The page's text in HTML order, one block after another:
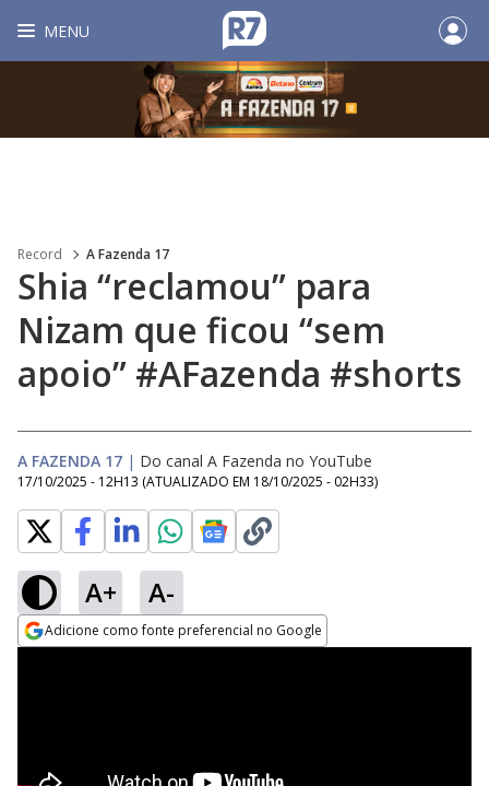
MENU
Record A Fazenda 17
Shia “reclamou” para
Nizam que ficou “sem
apoio” #AFazenda #shorts
A FAZENDA 17 | Do canal A Fazenda no YouTube
17/10/2025 - 12H13 (ATUALIZADO EM 18/10/2025 - 02H33)
A+ A-
Adicione como fonte preferencial no Google